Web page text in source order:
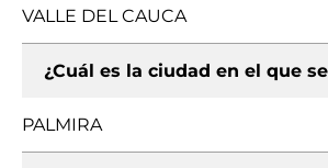
VALLE DEL CAUCA
¿Cuál es la ciudad en el que
PALMIRA